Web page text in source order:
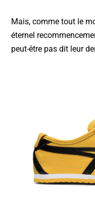
Mais, comme tout le
éternel
peut-être pas dit leur